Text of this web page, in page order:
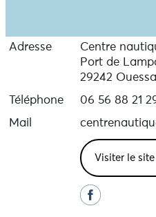
Adresse
Centre
Port de
29242
Téléphone
06 56 88 21
Mail
Visiter le